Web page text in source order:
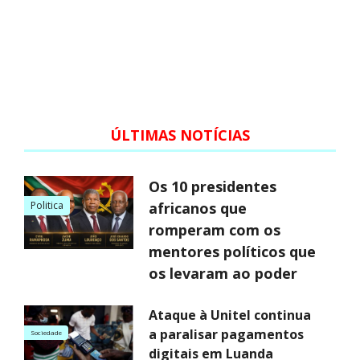
ÚLTIMAS NOTÍCIAS
Politica
Os 10 presidentes
africanos que
romperam com os
mentores políticos que
os levaram ao poder
Sociedade
Ataque à Unitel continua
a paralisar pagamentos
digitais em Luanda